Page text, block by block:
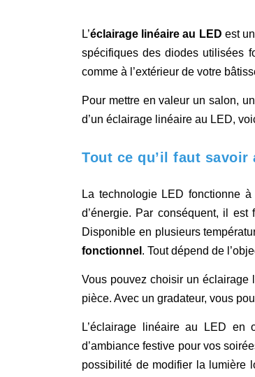
L’éclairage linéaire au LED est
spécifiques des diodes utilisées
comme à l’extérieur de votre
Pour mettre en valeur un salon,
d’un éclairage linéaire au LED,
Tout ce qu’il faut savoir
La technologie LED fonctionne
d’énergie. Par conséquent, il est
Disponible en plusieurs
fonctionnel . Tout dépend de
Vous pouvez choisir un éclairage
pièce. Avec un gradateur, vous
L’éclairage linéaire au LED
d’ambiance festive pour vos
possibilité de modifier la lumière